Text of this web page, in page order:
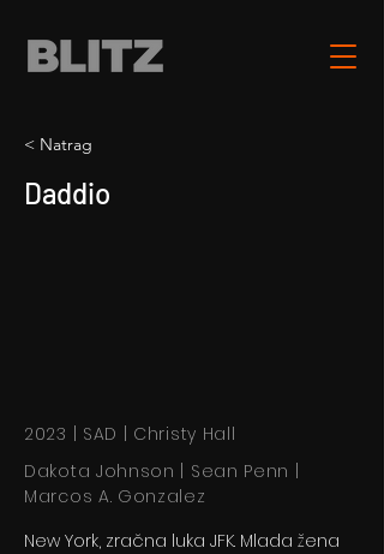
< Natrag
Daddio
2023 | SAD | Christy Hall
Dakota Johnson | Sean Penn |
Marcos A. Gonzalez
New York, zračna luka JFK. Mlada žena